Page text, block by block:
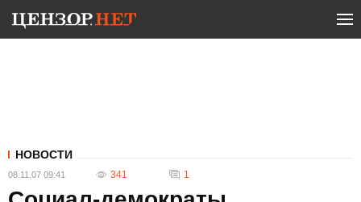
НОВОСТИ
08.11.07 09:41 341 1